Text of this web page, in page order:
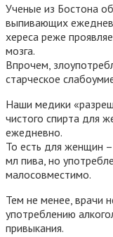
Ученые из Бостона
выпивающих
хереса реже
мозга.
Впрочем,
старческое
Наши медики
чистого спирта для
ежедневно.
То есть для женщин
мл пива, но
малосовместимо.
Тем не менее, врачи
употреблению
привыкания.